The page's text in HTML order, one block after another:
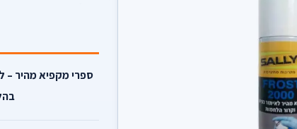
ספרי מקפיא מהיר –